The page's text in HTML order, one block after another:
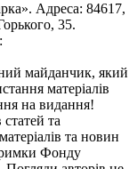
Адреса: 84617,
35.
майданчик, який
матеріалів
на видання!
та
та новин
Фонду